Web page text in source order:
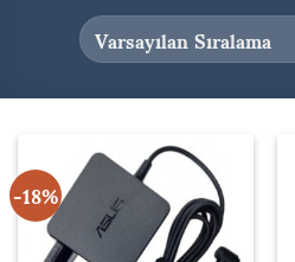
-18%